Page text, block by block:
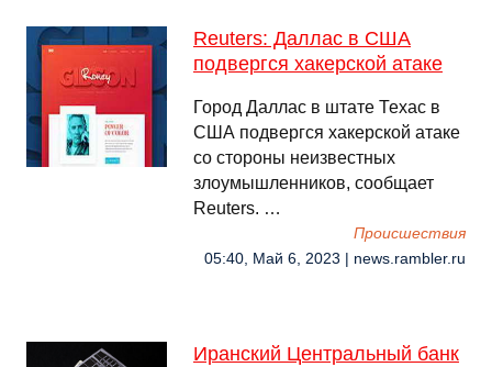
Reuters: Даллас в США
подвергся хакерской атаке
Город Даллас в штате Техас в
США подвергся хакерской атаке
со стороны неизвестных
злоумышленников, сообщает
Reuters. …
Происшествия
05:40, Май 6, 2023 | news.rambler.ru
Иранский Центральный банк